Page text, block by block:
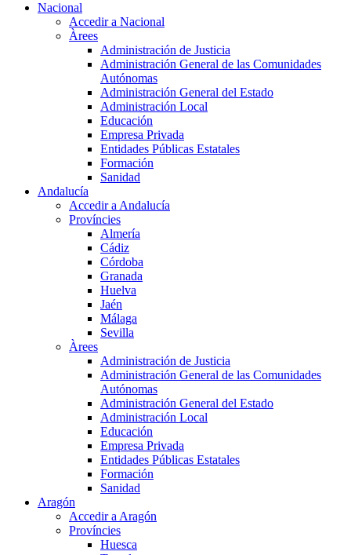
Nacional
Accedir a Nacional
Àrees
Administración de Justicia
Administración General de las Comunidades
Autónomas
Administración General del Estado
Administración Local
Educación
Empresa Privada
Entidades Públicas Estatales
Formación
Sanidad
Andalucía
Accedir a Andalucía
Províncies
Almería
Cádiz
Córdoba
Granada
Huelva
Jaén
Málaga
Sevilla
Àrees
Administración de Justicia
Administración General de las Comunidades
Autónomas
Administración General del Estado
Administración Local
Educación
Empresa Privada
Entidades Públicas Estatales
Formación
Sanidad
Aragón
Accedir a Aragón
Províncies
Huesca